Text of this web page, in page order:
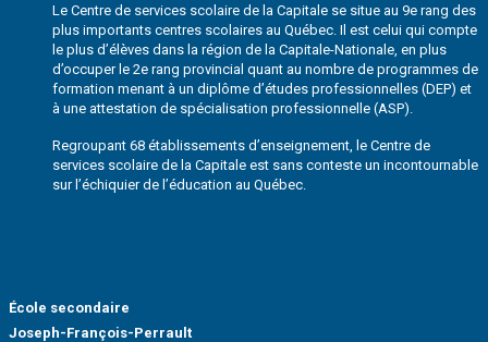
Le Centre de services scolaire de la Capitale se situe au 9e rang des
plus importants centres scolaires au Québec. Il est celui qui compte
le plus d’élèves dans la région de la Capitale-Nationale, en plus
d’occuper le 2e rang provincial quant au nombre de programmes de
formation menant à un diplôme d’études professionnelles (DEP) et
à une attestation de spécialisation professionnelle (ASP).
Regroupant 68 établissements d’enseignement, le Centre de
services scolaire de la Capitale est sans conteste un incontournable
sur l’échiquier de l’éducation au Québec.
École secondaire
Joseph-François-Perrault